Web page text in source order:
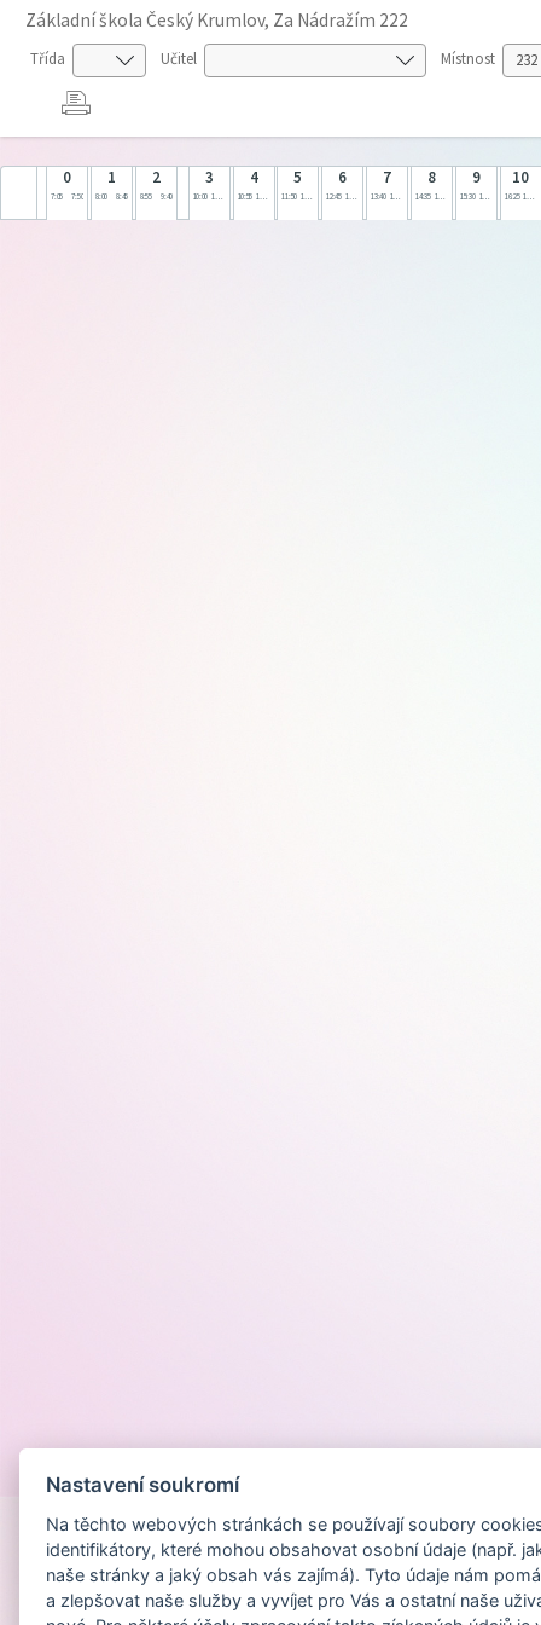
Základní škola Český Krumlov, Za Nádražím 222
Třída Učitel Místnost
0
7:05 7:50
1
8:00 8:45
2
8:55 9:40
3
10:00 10:45
4
10:55 11:40
5
11:50 12:35
6
12:45 13:30
7
13:40 14:25
8
14:35 15:20
9
15:30 16:15
10
16:25 17:10
Nastavení soukromí
Na těchto webových stránkách se používají soubory
identifikátory, které mohou obsahovat osobní údaje (např.
naše stránky a jaký obsah vás zajímá). Tyto údaje nám
a zlepšovat naše služby a vyvíjet pro Vás a ostatní naše